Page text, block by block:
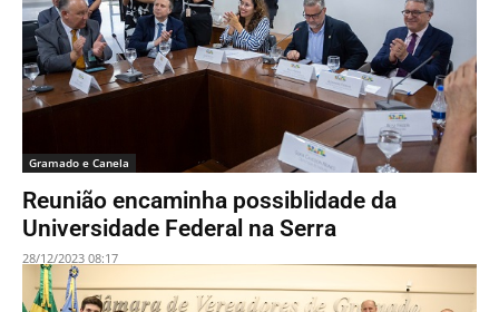
Gramado e Canela
Reunião encaminha possiblidade da
Universidade Federal na Serra
28/12/2023 08:17